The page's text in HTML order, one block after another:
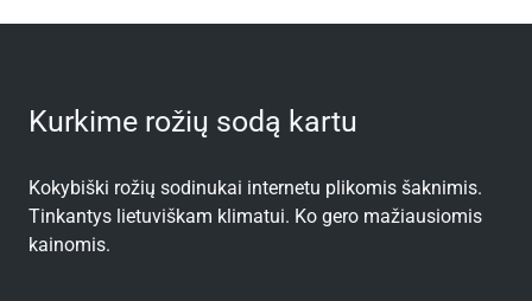
Kurkime rožių sodą kartu
Kokybiški rožių sodinukai internetu plikomis šaknimis.
Tinkantys lietuviškam klimatui. Ko gero mažiausiomis
kainomis.